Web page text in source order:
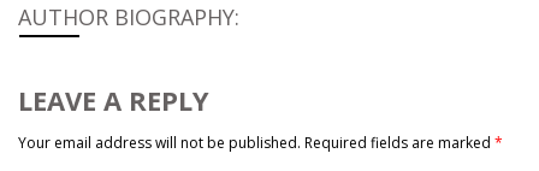
AUTHOR BIOGRAPHY:
LEAVE A REPLY
Your email address will not be published. Required fields are marked *